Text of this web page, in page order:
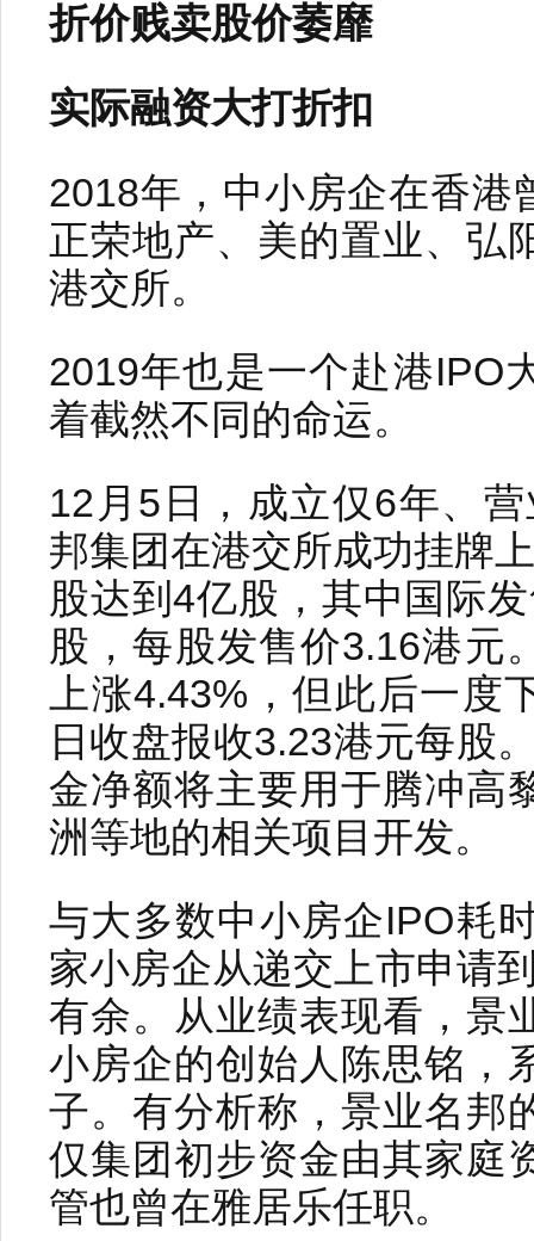
折价贱卖股价萎靡
实际融资大打折扣
2018年，中小房企在香港
正荣地产、美的置业、弘
港交所。
2019年也是一个赴港IPO
着截然不同的命运。
12月5日，成立仅6年、
邦集团在港交所成功挂牌
股达到4亿股，其中国际
股，每股发售价3.16港元
上涨4.43%，但此后一
日收盘报收3.23港元每股
金净额将主要用于腾冲高
洲等地的相关项目开发。
与大多数中小房企IPO耗
家小房企从递交上市申请
有余。从业绩表现看，景
小房企的创始人陈思铭，
子。有分析称，景业名邦
仅集团初步资金由其家庭
管也曾在雅居乐任职。